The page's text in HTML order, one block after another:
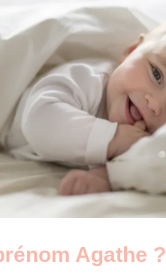
Agathe ?